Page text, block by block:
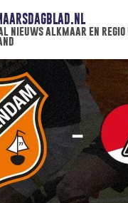
nieuws alkmaar en regio